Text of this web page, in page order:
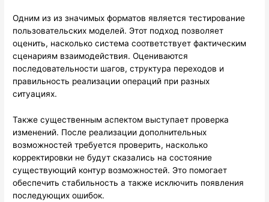
Одним из из значимых форматов является тестирование
пользовательских моделей. Этот подход позволяет
оценить, насколько система соответствует фактическим
сценариям взаимодействия. Оцениваются
последовательности шагов, структура переходов и
правильность реализации операций при разных
ситуациях.
Также существенным аспектом выступает проверка
изменений. После реализации дополнительных
возможностей требуется проверить, насколько
корректировки не будут сказались на состояние
существующий контур возможностей. Это помогает
обеспечить стабильность а также исключить появления
последующих ошибок.